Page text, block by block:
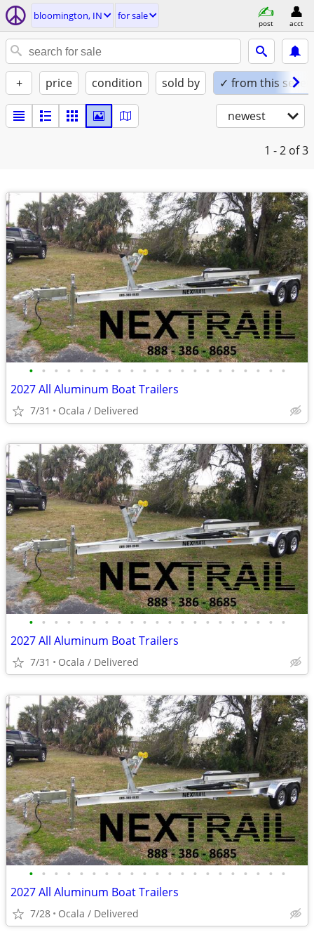
bloomington, IN for sale
post acct
+ price condition sold by ✓ from this seller
newest
1 - 2 of 3
• • • • • • • • • • • • • • • • • • • • •
2027 All Aluminum Boat Trailers
7/31 Ocala / Delivered
• • • • • • • • • • • • • • • • • • • • •
2027 All Aluminum Boat Trailers
7/31 Ocala / Delivered
• • • • • • • • • • • • • • • • • • • • •
2027 All Aluminum Boat Trailers
7/28 Ocala / Delivered